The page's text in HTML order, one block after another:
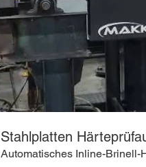
Stahlplatten
Automatisches Inline-Brinell-